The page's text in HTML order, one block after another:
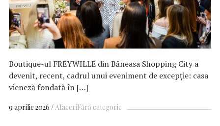
Boutique-ul FREYWILLE din Băneasa Shopping City a
devenit, recent, cadrul unui eveniment de excepție: casa
vieneză fondată în […]
9 aprilie 2026 AfaceriFără categorie